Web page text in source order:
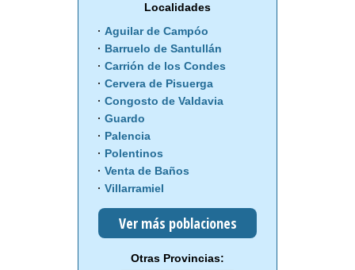
Localidades
Aguilar de Campóo
Barruelo de Santullán
Carrión de los Condes
Cervera de Pisuerga
Congosto de Valdavia
Guardo
Palencia
Polentinos
Venta de Baños
Villarramiel
Ver más poblaciones
Otras Provincias: